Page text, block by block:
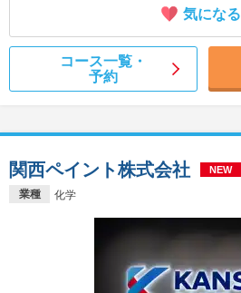
気になる
コース一覧・
予約
業種 化学
関西ペイント株式会社 NEW